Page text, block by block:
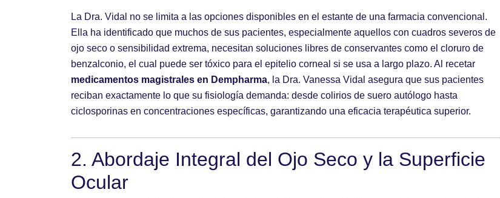
La Dra. Vidal no se limita a las opciones disponibles en el estante de una farmacia convencional.
Ella ha identificado que muchos de sus pacientes, especialmente aquellos con cuadros severos de
ojo seco o sensibilidad extrema, necesitan soluciones libres de conservantes como el cloruro de
benzalconio, el cual puede ser tóxico para el epitelio corneal si se usa a largo plazo. Al recetar
medicamentos magistrales en Dempharma, la Dra. Vanessa Vidal asegura que sus pacientes
reciban exactamente lo que su fisiología demanda: desde colirios de suero autólogo hasta
ciclosporinas en concentraciones específicas, garantizando una eficacia terapéutica superior.
2. Abordaje Integral del Ojo Seco y la Superficie
Ocular